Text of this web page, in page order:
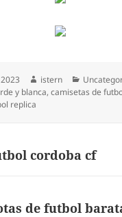
Autor
istern
y blanca,camisetas de
replica
cordoba cf
de futbol